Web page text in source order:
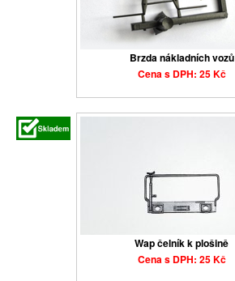
Brzda nákladních vozů
Cena s DPH: 25 Kč
Wap čelník k plošině
Cena s DPH: 25 Kč